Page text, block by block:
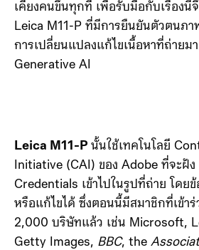
เคียงคนขึ้นทุกที เพื่อรับมือกับเรื่องนี้
Leica M11-P ที่มีการยืนยันตัวตนภา
การเปลี่ยนแปลงแก้ไขเนื้อหาที่ถ่ายม
Generative AI
Leica M11-P นั้นใช้เทคโนโลยี
Initiative (CAI) ของ Adobe ที่จะฝั
Credentials เข้าไปในรูปที่ถ่าย โดย
หรือแก้ไขได้ ซึ่งตอนนี้มีสมาชิกที่เข้า
2,000 บริษัทแล้ว เช่น Microsoft,
Getty Images, BBC, the